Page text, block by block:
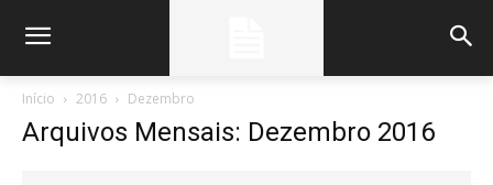
Início 2016 Dezembro
Arquivos Mensais: Dezembro 2016